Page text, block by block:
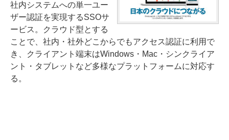
社内システムへの単一ユー
ザー認証を実現するSSOサ
ービス。クラウド型とする
ことで、社内・社外どこからでもアクセス認証に利用で
き、クライアント端末はWindows・Mac・シンクライア
ント・タブレットなど多様なプラットフォームに対応す
る。